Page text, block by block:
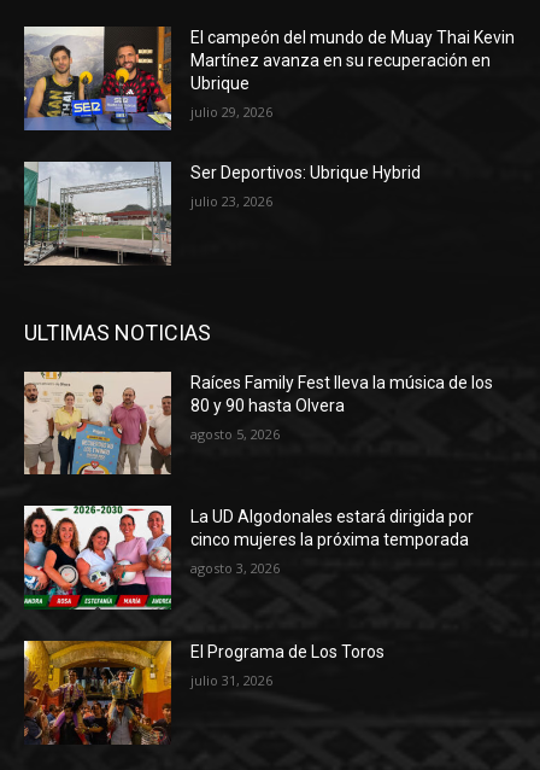
El campeón del mundo de Muay Thai Kevin
Martínez avanza en su recuperación en
Ubrique
julio 29, 2026
Ser Deportivos: Ubrique Hybrid
julio 23, 2026
ULTIMAS NOTICIAS
Raíces Family Fest lleva la música de los
80 y 90 hasta Olvera
agosto 5, 2026
La UD Algodonales estará dirigida por
cinco mujeres la próxima temporada
agosto 3, 2026
El Programa de Los Toros
julio 31, 2026